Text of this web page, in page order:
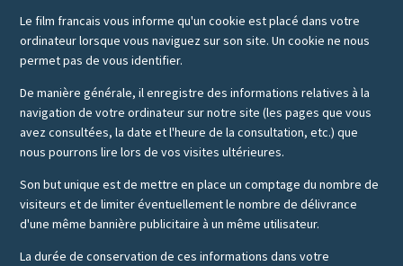
Le film francais vous informe qu'un cookie est placé dans votre
ordinateur lorsque vous naviguez sur son site. Un cookie ne nous
permet pas de vous identifier.
De manière générale, il enregistre des informations relatives à la
navigation de votre ordinateur sur notre site (les pages que vous
avez consultées, la date et l'heure de la consultation, etc.) que
nous pourrons lire lors de vos visites ultérieures.
Son but unique est de mettre en place un comptage du nombre de
visiteurs et de limiter éventuellement le nombre de délivrance
d'une même bannière publicitaire à un même utilisateur.
La durée de conservation de ces informations dans votre